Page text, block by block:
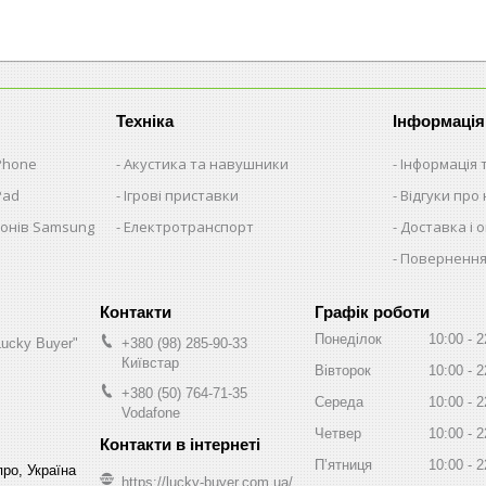
Samsung
Техніка
Акустика та навушники
Ігрові приставки
Електротранспорт
Інформація
Інформація
Відгуки про
Доставка і
Buyer"
Україна
+380 (98) 285-90-33
Київстар
+380 (50) 764-71-35
Vodafone
https://lucky-buyer.com.ua/
Графік роботи
Понеділок 10:00
Вівторок
10:00
Середа
10:00
Четвер
10:00
Пʼятниця
10:00